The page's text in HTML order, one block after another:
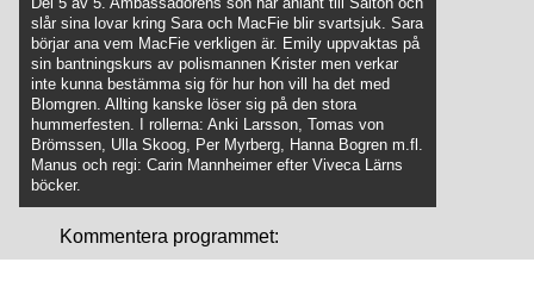
slår sina lovar kring Sara och MacFie blir svartsjuk. Sara
börjar ana vem MacFie verkligen är. Emily uppvaktas på
sin bantningskurs av polismannen Krister men verkar
inte kunna bestämma sig för hur hon vill ha det med
Blomgren. Allting kanske löser sig på den stora
hummerfesten. I rollerna: Anki Larsson, Tomas von
Brömssen, Ulla Skoog, Per Myrberg, Hanna Bogren m.fl.
Manus och regi: Carin Mannheimer efter Viveca Lärns
böcker.
Kommentera programmet: